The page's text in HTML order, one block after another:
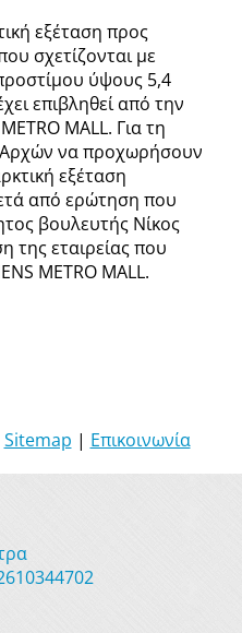
εξέταση προς
σχετίζονται με
ύψους 5,4
επιβληθεί από την
MALL. Για τη
να προχωρήσουν
εξέταση
από ερώτηση που
βουλευτής Νίκος
της εταιρείας που
METRO MALL.
Sitemap | Επικοινωνία